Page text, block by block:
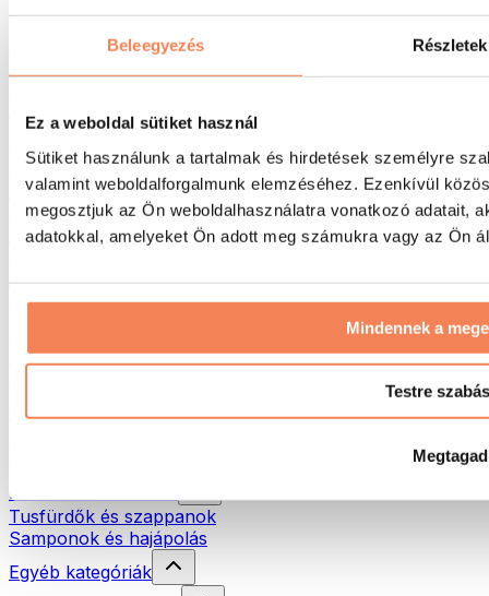
Beleegyezés Részletek
Ez a weboldal sütiket használ
Sütiket használunk a tartalmak és hirdetések személyre
valamint weboldalforgalmunk elemzéséhez. Ezenkívül
megosztjuk az Ön weboldalhasználatra vonatkozó adatait,
adatokkal, amelyeket Ön adott meg számukra vagy az Ön
Mindennek a
Testre szabás
Megtagad
Táskák & hátizsákok
Hátizsákok
Futás
Küzdősportok
Kerékpározás
Jóga és pilates
Úszás
Túrázás
Vörösfény-terápia
Öko háztartás
Natúrkozmetikumok
Tusfürdők és szappanok
Samponok és hajápolás
Egyéb kategóriák